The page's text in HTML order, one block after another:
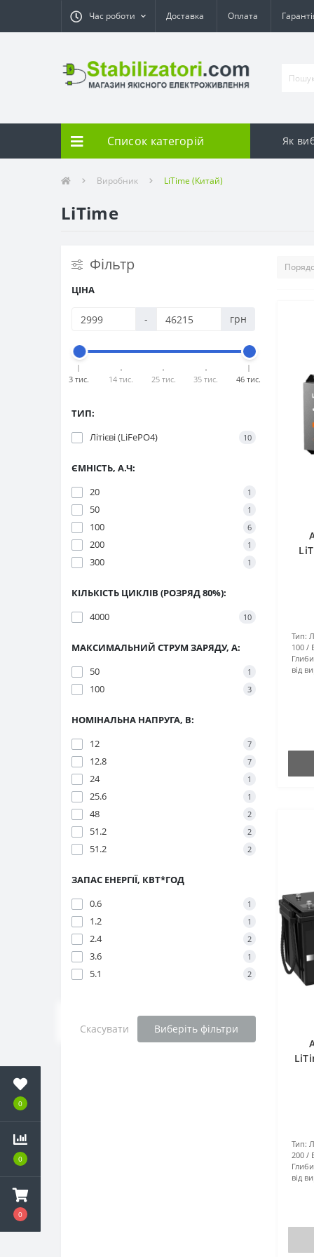
0
0
0
Час роботи Доставка Оплата
Список категорій Як
Виробник LiTime (Китай)
LiTime
Фільтр
ЦІНА
- грн
3 тис. 14 тис. 25 тис. 35 тис. 46 тис.
ТИП:
Літієві (LiFePO4)
10
ЄМНІСТЬ, А.Ч:
20
1
50 1
100 6
200 1
300 1
КІЛЬКІСТЬ ЦИКЛІВ (РОЗРЯД 80%):
4000
10
МАКСИМАЛЬНИЙ СТРУМ ЗАРЯДУ, А:
50
1
100 3
НОМІНАЛЬНА НАПРУГА, В:
12
7
12.8 7
24 1
25.6 1
48 2
51.2 2
51.2 2
ЗАПАС ЕНЕРГІЇ, КВТ*ГОД
0.6
1
1.2 1
2.4 2
3.6 1
5.1 2
Скасувати Виберіть фільтри
Тип:
100
від
Тип:
200
від